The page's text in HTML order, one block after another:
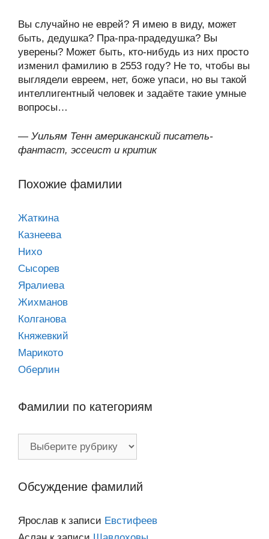
Вы случайно не еврей? Я имею в виду, может
быть, дедушка? Пра-пра-прадедушка? Вы
уверены? Может быть, кто-нибудь из них просто
изменил фамилию в 2553 году? Не то, чтобы вы
выглядели евреем, нет, боже упаси, но вы такой
интеллигентный человек и задаёте такие умные
вопросы…
— Уильям Тенн американский писатель-
фантаст, эссеист и критик
Похожие фамилии
Жаткина
Казнеева
Нихо
Сысорев
Яралиева
Жихманов
Колганова
Княжевкий
Марикото
Оберлин
Фамилии по категориям
Фамилии
Обсуждение фамилий
Ярослав к записи Евстифеев